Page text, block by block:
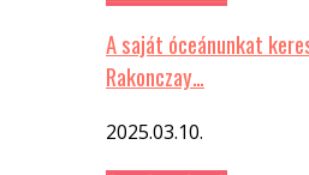
A saját óceánunkat
Rakonczay…
2025.03.10.